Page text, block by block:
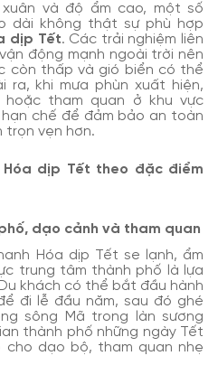
và độ ẩm cao, một số
dài không thật sự phù hợp
dịp Tết. Các trải nghiệm liên
động mạnh ngoài trời nên
còn thấp và gió biển có thể
ra, khi mưa phùn xuất hiện,
tham quan ở khu vực
chế để đảm bảo an toàn
trọn vẹn hơn.
dịp Tết theo đặc điểm
dạo cảnh và tham quan
Hóa dịp Tết se lạnh, ẩm
trung tâm thành phố là lựa
khách có thể bắt đầu hành
đi lễ đầu năm, sau đó ghé
sông Mã trong làn sương
thành phố những ngày Tết
dạo bộ, tham quan nhẹ